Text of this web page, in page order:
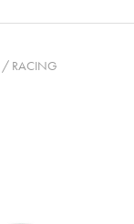
/ RACING